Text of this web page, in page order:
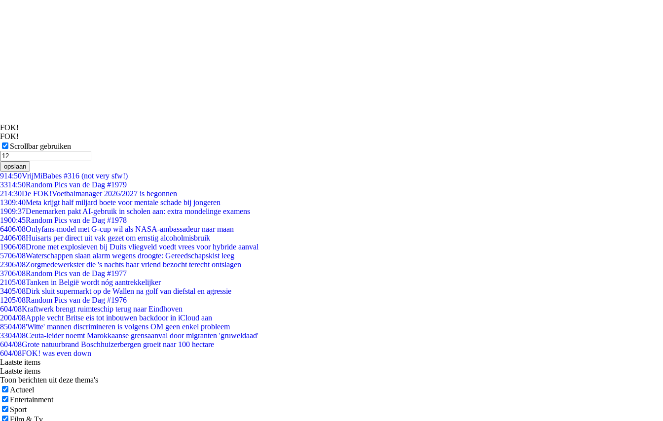
FOK!
FOK!
Scrollbar gebruiken
opslaan
914:50VrijMiBabes #316 (not very sfw!)
3314:50Random Pics van de Dag #1979
214:30De FOK!Voetbalmanager 2026/2027 is begonnen
1309:40Meta krijgt half miljard boete voor mentale schade bij jongeren
1909:37Denemarken pakt AI-gebruik in scholen aan: extra mondelinge examens
1900:45Random Pics van de Dag #1978
6406/08Onlyfans-model met G-cup wil als NASA-ambassadeur naar maan
2406/08Huisarts per direct uit vak gezet om ernstig alcoholmisbruik
1906/08Drone met explosieven bij Duits vliegveld voedt vrees voor hybride aanval
5706/08Waterschappen slaan alarm wegens droogte: Gereedschapskist leeg
2306/08Zorgmedewerkster die 's nachts haar vriend bezocht terecht ontslagen
3706/08Random Pics van de Dag #1977
2105/08Tanken in België wordt nóg aantrekkelijker
3405/08Dirk sluit supermarkt op de Wallen na golf van diefstal en agressie
1205/08Random Pics van de Dag #1976
604/08Kraftwerk brengt ruimteschip terug naar Eindhoven
2004/08Apple vecht Britse eis tot inbouwen backdoor in iCloud aan
8504/08'Witte' mannen discrimineren is volgens OM geen enkel probleem
3304/08Ceuta-leider noemt Marokkaanse grensaanval door migranten 'gruweldaad'
604/08Grote natuurbrand Boschhuizerbergen groeit naar 100 hectare
604/08FOK! was even down
Laatste items
Laatste items
Toon berichten uit deze thema's
Actueel
Entertainment
Sport
Film & Tv